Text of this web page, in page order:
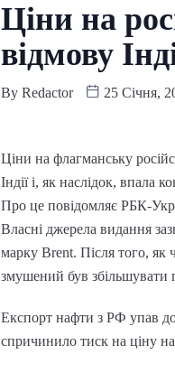
Ціни на
відмову
By Redactor 25 Січня,
Ціни на флагманську
Індії і, як наслідок, впала
Про це повідомляє РБК-
Власні джерела видання
марку Brent. Після того, як
змушений був збільшувати
Експорт нафти з РФ упав до
спричинило тиск на ціну